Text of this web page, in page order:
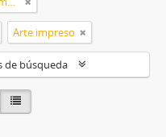
Arte impreso
de búsqueda